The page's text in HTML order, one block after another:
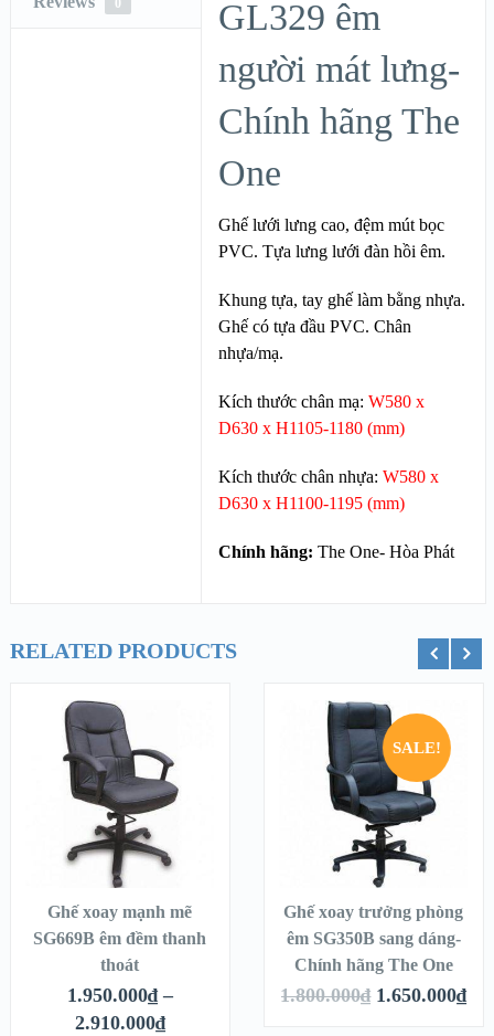
0
GL329 êm
người mát lưng-
Chính hãng The
One
Ghế lưới lưng cao, đệm mút bọc
PVC. Tựa lưng lưới đàn hồi êm.
Khung tựa, tay ghế làm bằng nhựa.
Ghế có tựa đầu PVC. Chân
nhựa/mạ.
Kích thước chân mạ:W580 x
D630 x H1105-1180 (mm)
Kích thước chân nhựa:W580 x
D630 x H1100-1195 (mm)
Chính hãng: The One- Hòa Phát
RELATED PRODUCTS
Ghế xoay mạnh mẽ
SG669B êm đềm thanh
thoát
1.950.000₫ –
2.910.000₫
SALE!
Ghế xoay trưởng phòng
êm SG350B sang dáng-
Chính hãng The One
1.800.000₫ 1.650.000₫
Thêm vào